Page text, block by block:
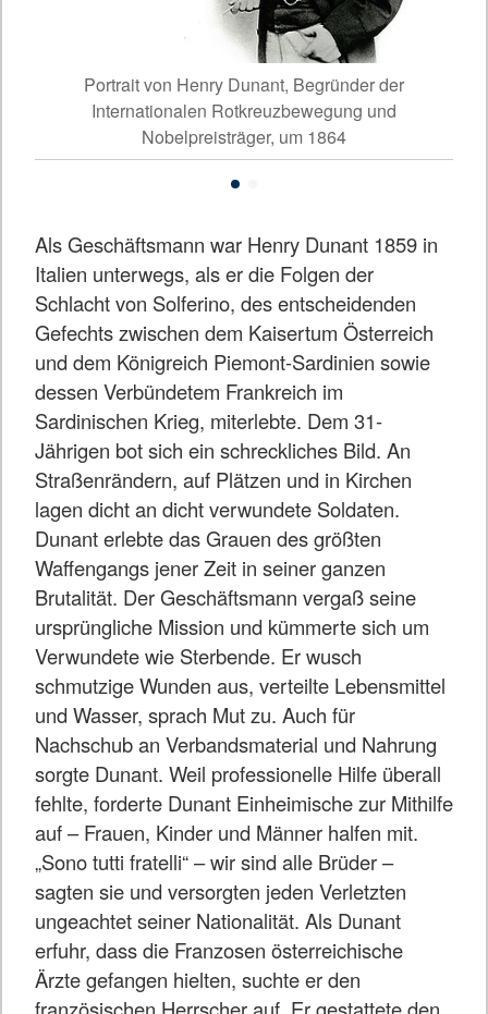
Portrait von Henry Dunant, Begründer der
Internationalen Rotkreuzbewegung und
Nobelpreisträger, um 1864
Als Geschäftsmann war Henry Dunant 1859 in
Italien unterwegs, als er die Folgen der
Schlacht von Solferino, des entscheidenden
Gefechts zwischen dem Kaisertum Österreich
und dem Königreich Piemont-Sardinien sowie
dessen Verbündetem Frankreich im
Sardinischen Krieg, miterlebte. Dem 31-
Jährigen bot sich ein schreckliches Bild. An
Straßenrändern, auf Plätzen und in Kirchen
lagen dicht an dicht verwundete Soldaten.
Dunant erlebte das Grauen des größten
Waffengangs jener Zeit in seiner ganzen
Brutalität. Der Geschäftsmann vergaß seine
ursprüngliche Mission und kümmerte sich um
Verwundete wie Sterbende. Er wusch
schmutzige Wunden aus, verteilte Lebensmittel
und Wasser, sprach Mut zu. Auch für
Nachschub an Verbandsmaterial und Nahrung
sorgte Dunant. Weil professionelle Hilfe überall
fehlte, forderte Dunant Einheimische zur Mithilfe
auf – Frauen, Kinder und Männer halfen mit.
„Sono tutti fratelli“ – wir sind alle Brüder –
sagten sie und versorgten jeden Verletzten
ungeachtet seiner Nationalität. Als Dunant
erfuhr, dass die Franzosen österreichische
Ärzte gefangen hielten, suchte er den